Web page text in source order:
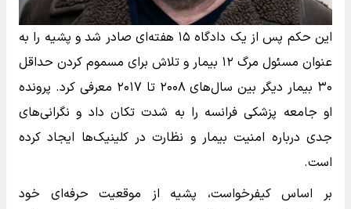
این حکم پس از یک دادگاه ۱۵ هفته‌ای صادر شد و پشیه را به
عنوان مسئول مرگ ۱۲ بیمار و تلاش برای مسموم کردن حداقل
۳۰ بیمار دیگر بین سال‌های ۲۰۰۸ تا ۲۰۱۷ معرفی کرد. پرونده
او جامعه پزشکی فرانسه را به شدت تکان داد و نگرانی‌های
جدی درباره امنیت بیمار و نظارت در کلینیک‌ها ایجاد کرده
است.
بر اساس کیفرخواست، پشیه از موقعیت حرفه‌ای خود